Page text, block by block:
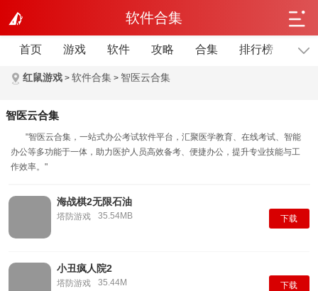
软件合集
首页 游戏 软件 攻略 合集 排行榜 单机
红鼠游戏 > 软件合集 > 智医云合集
智医云合集
"智医云合集，一站式办公考试软件平台，汇聚医学教育、在线考试、智能
办公等多功能于一体，助力医护人员高效备考、便捷办公，提升专业技能与工
作效率。"
海战棋2无限石油
塔防游戏 35.54MB 下载
小丑疯人院2
塔防游戏 35.44M 下载